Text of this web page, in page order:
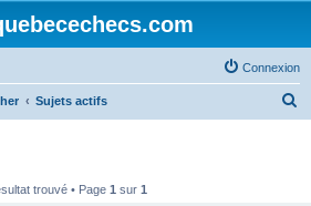
Connexion
Sujets actifs
trouvé • Page 1 sur 1